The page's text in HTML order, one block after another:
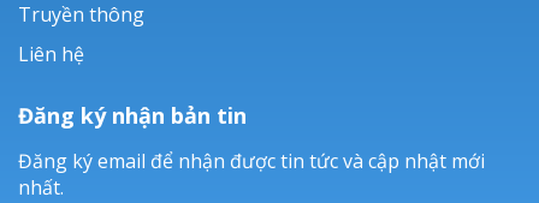
Truyền thông
Liên hệ
Đăng ký nhận bản tin
Đăng ký email để nhận được tin tức và cập nhật mới
nhất.